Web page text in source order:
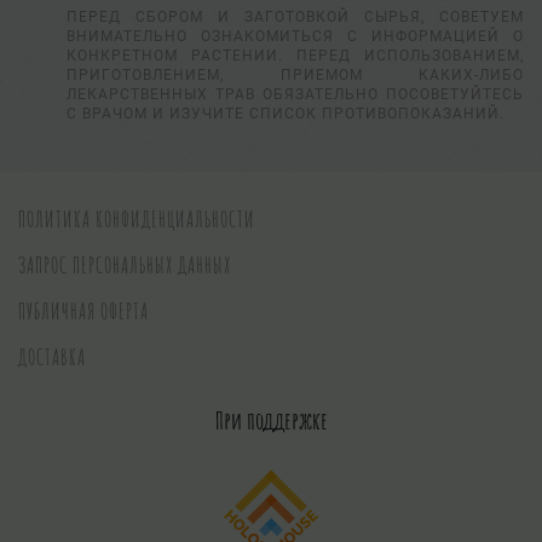
ПЕРЕД СБОРОМ И ЗАГОТОВКОЙ СЫРЬЯ, СОВЕТУЕМ
ВНИМАТЕЛЬНО ОЗНАКОМИТЬСЯ С ИНФОРМАЦИЕЙ О
КОНКРЕТНОМ РАСТЕНИИ. ПЕРЕД ИСПОЛЬЗОВАНИЕМ,
ПРИГОТОВЛЕНИЕМ, ПРИЕМОМ КАКИХ-ЛИБО
ЛЕКАРСТВЕННЫХ ТРАВ ОБЯЗАТЕЛЬНО ПОСОВЕТУЙТЕСЬ
С ВРАЧОМ И ИЗУЧИТЕ СПИСОК ПРОТИВОПОКАЗАНИЙ.
ПОЛИТИКА КОНФИДЕНЦИАЛЬНОСТИ
ЗАПРОС ПЕРСОНАЛЬНЫХ ДАННЫХ
ПУБЛИЧНАЯ ОФЕРТА
ДОСТАВКА
При поддержке